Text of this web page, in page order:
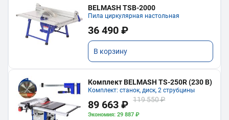
BELMASH TSB-2000
Пила циркулярная настольная
36 490 ₽
В корзину
Комплект BELMASH TS-250R (230 В)
Комплект: станок, диск, 2 струбцины
89 663 ₽ 119 550 ₽
Экономия: 29 887 ₽